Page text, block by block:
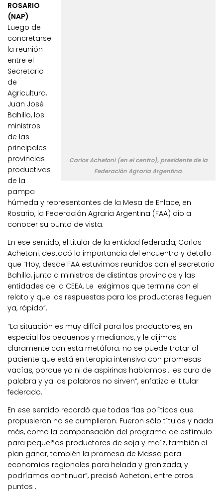
Carlos Achetoni (en el centro), presidente de la
Federación Agraria Argentina,
ROSARIO
(NAP)
Luego de
concretarse
la reunión
entre el
Secretario
de
Agricultura,
Juan José
Bahillo, los
ministros
de las
principales
provincias
productivas
de la
pampa
húmeda y representantes de la Mesa de Enlace, en
Rosario, la Federación Agraria Argentina (FAA) dio a
conocer su punto de vista.
En ese sentido, el titular de la entidad federada, Carlos
Achetoni, destacó la importancia del encuentro y detallo
que “Hoy, desde FAA estuvimos reunidos con el secretario
Bahillo, junto a ministros de distintas provincias y las
entidades de la CEEA. Le exigimos que termine con el
relato y que las respuestas para los productores lleguen
ya, rápido”.
“La situación es muy difícil para los productores, en
especial los pequeños y medianos, y le dijimos
claramente con esta metáfora: no se puede tratar al
paciente que está en terapia intensiva con promesas
vacías, porque ya ni de aspirinas hablamos… es cura de
palabra y ya las palabras no sirven”, enfatizo el titular
federado.
En ese sentido recordó que todas “las políticas que
propusieron no se cumplieron. Fueron sólo títulos y nada
más, como la compensación del programa de estímulo
para pequeños productores de soja y maíz, también el
plan ganar, también la promesa de Massa para
economías regionales para helada y granizada, y
podríamos continuar”, precisó Achetoni, entre otros
puntos .